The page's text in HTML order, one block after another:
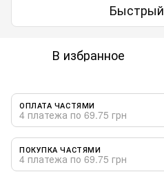
Быстрый
В избранное
ОПЛАТА ЧАСТЯМИ
4 платежа по 69.75 грн
ПОКУПКА ЧАСТЯМИ
4 платежа по 69.75 грн